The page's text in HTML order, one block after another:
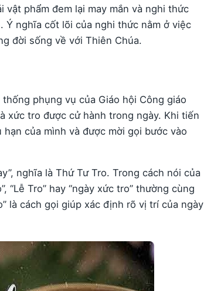
phẩm đem lại may mắn và nghi thức
Ý nghĩa cốt lõi của nghi thức nằm ở việc
đời sống về với Thiên Chúa.
phụng vụ của Giáo hội Công giáo
xức tro được cử hành trong ngày. Khi tiến
của mình và được mời gọi bước vào
nghĩa là Thứ Tư Tro. Trong cách nói của
“Lễ Tro” hay “ngày xức tro” thường cùng
là cách gọi giúp xác định rõ vị trí của ngày